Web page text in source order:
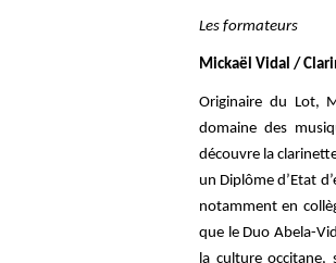
Les formateurs
Mickaël Vidal /
Originaire du Lot,
domaine des
découvre la clarin
un Diplôme d’Etat
notamment en c
que le Duo Abela-
la culture occitane,